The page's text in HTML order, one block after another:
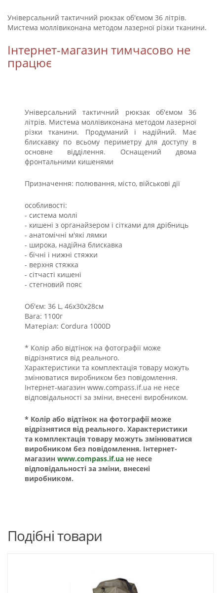
Універсальний тактичний рюкзак об'ємом 36 літрів.
Мистема моллівиконана методом лазерної різки тканини.
Інтернет-магазин тимчасово не
працює
Універсальний тактичний рюкзак об'ємом 36
літрів. Мистема моллівиконана методом лазерної
різки тканини. Продуманий і надійний. Має
блискавку по всьому периметру для доступу в
основне відділення. Оснащений двома
фронтальними кишенями
Призначення: полювання, місто, військові дії
особливості:
- система моллі
- кишені з органайзером і сітками для дрібниць
- анатомічні м'які лямки
- широка, надійна блискавка
- бічні і нижні стяжки
- верхня стяжка
- сітчасті кишені
- стегновий пояс
Об'єм: 36 L, 46х30х28см
Вага: 1100г
Матеріал: Cordura 1000D
* Колір або відтінок на фотографії може
відрізнятися від реального.
Характеристики та комплектація товару можуть
змінюватися виробником без повідомлення.
Інтернет-магазин www.compass.if.ua не несе
відповідальності за зміни, внесені виробником.
* Колір або відтінок на фотографії може
відрізнятися від реального. Характеристики
та комплектація товару можуть змінюватися
виробником без повідомлення. Інтернет-
магазин www.compass.if.ua не несе
відповідальності за зміни, внесені
виробником.
Подібні товари